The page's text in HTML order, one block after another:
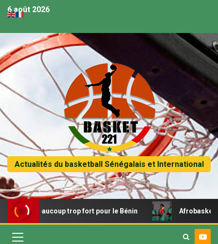
6 août 2026
Actualités du basketball Sénégalais et International
beaucoup trop fort pour le Bénin Afrobasket U18 –